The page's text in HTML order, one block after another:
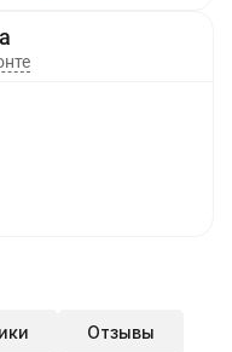
Отзывы